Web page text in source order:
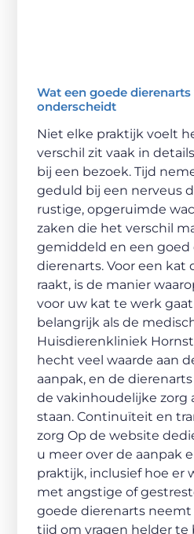
Wat een goede
onderscheidt
Niet elke praktijk voelt
verschil zit vaak in
bij een bezoek. Tijd
geduld bij een nerveus
rustige, opgeruimde
zaken die het verschil
gemiddeld en een goed
dierenarts. Voor een kat
raakt, is de manier
voor uw kat te werk
belangrijk als de
Huisdierenkliniek
hecht veel waarde aan
aanpak, en de
de vakinhoudelijke zorg
staan. Continuïteit en
zorg Op de website
u meer over de aanpak
praktijk, inclusief hoe er
met angstige of
goede dierenarts
tijd om vragen helder te